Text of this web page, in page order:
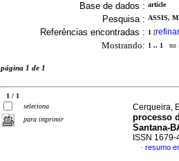
Base de dados : article
Pesquisa : ASSIS,
Referências encontradas : 1 [refinar
Mostrando: 1 .. 1 no
página 1 de 1
1 / 1
seleciona
para imprimir
Cerqueira,
processo
Santana-
ISSN 1679-
· resumo